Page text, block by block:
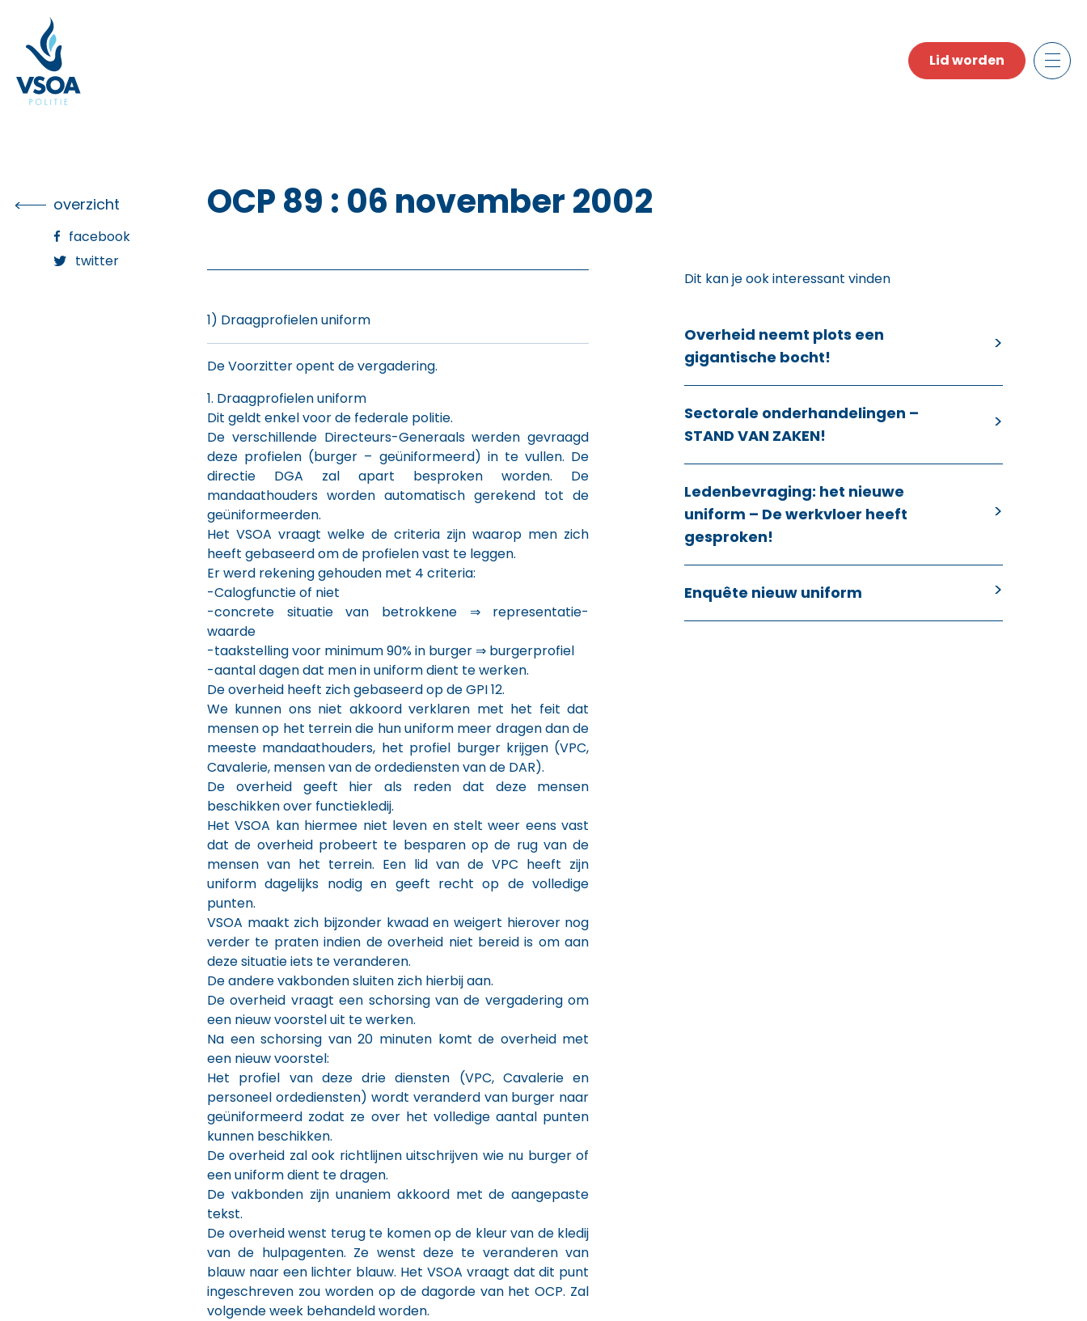
content
Lid worden
overzicht
facebook
twitter
OCP 89 : 06 november 2002
1) Draagprofielen uniform
De Voorzitter opent de vergadering.
1. Draagprofielen uniform
Dit geldt enkel voor de federale politie.
De verschillende Directeurs-Generaals werden gevraagd
deze profielen (burger – geüniformeerd) in te vullen. De
directie DGA zal apart besproken worden. De
mandaathouders worden automatisch gerekend tot de
geüniformeerden.
Het VSOA vraagt welke de criteria zijn waarop men zich
heeft gebaseerd om de profielen vast te leggen.
Er werd rekening gehouden met 4 criteria:
-Calogfunctie of niet
-concrete situatie van betrokkene ⇒ representatie-
waarde
-taakstelling voor minimum 90% in burger ⇒ burgerprofiel
-aantal dagen dat men in uniform dient te werken.
De overheid heeft zich gebaseerd op de GPI 12.
We kunnen ons niet akkoord verklaren met het feit dat
mensen op het terrein die hun uniform meer dragen dan de
meeste mandaathouders, het profiel burger krijgen (VPC,
Cavalerie, mensen van de ordediensten van de DAR).
De overheid geeft hier als reden dat deze mensen
beschikken over functiekledij.
Het VSOA kan hiermee niet leven en stelt weer eens vast
dat de overheid probeert te besparen op de rug van de
mensen van het terrein. Een lid van de VPC heeft zijn
uniform dagelijks nodig en geeft recht op de volledige
punten.
VSOA maakt zich bijzonder kwaad en weigert hierover nog
verder te praten indien de overheid niet bereid is om aan
deze situatie iets te veranderen.
De andere vakbonden sluiten zich hierbij aan.
De overheid vraagt een schorsing van de vergadering om
een nieuw voorstel uit te werken.
Na een schorsing van 20 minuten komt de overheid met
een nieuw voorstel:
Het profiel van deze drie diensten (VPC, Cavalerie en
personeel ordediensten) wordt veranderd van burger naar
geüniformeerd zodat ze over het volledige aantal punten
kunnen beschikken.
De overheid zal ook richtlijnen uitschrijven wie nu burger of
een uniform dient te dragen.
De vakbonden zijn unaniem akkoord met de aangepaste
tekst.
De overheid wenst terug te komen op de kleur van de kledij
van de hulpagenten. Ze wenst deze te veranderen van
blauw naar een lichter blauw. Het VSOA vraagt dat dit punt
ingeschreven zou worden op de dagorde van het OCP. Zal
volgende week behandeld worden.
Dit kan je ook interessant vinden
Overheid neemt plots een
gigantische bocht!
Sectorale onderhandelingen –
STAND VAN ZAKEN!
Ledenbevraging: het nieuwe
uniform – De werkvloer heeft
gesproken!
Enquête nieuw uniform